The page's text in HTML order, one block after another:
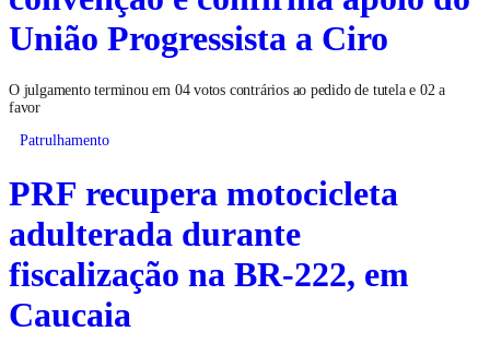
União Progressista a Ciro
O julgamento terminou em 04 votos contrários ao pedido de tutela e 02 a
favor
Patrulhamento
PRF recupera motocicleta
adulterada durante
fiscalização na BR-222, em
Caucaia